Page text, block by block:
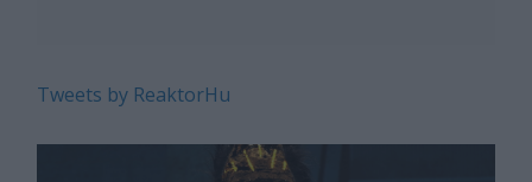
Tweets by ReaktorHu